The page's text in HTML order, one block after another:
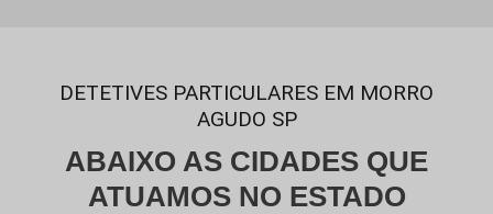
DETETIVES PARTICULARES EM MORRO
AGUDO SP
ABAIXO AS CIDADES QUE
ATUAMOS NO ESTADO